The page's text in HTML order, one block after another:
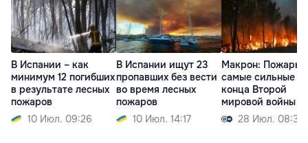
В Испании – как
минимум 12 погибших
в результате лесных
пожаров
10 Июл. 09:26
В Испании ищут 23
пропавших без вести
во время лесных
пожаров
10 Июл. 14:17
Макрон: Пожары -
самые сильные с
конца Второй
мировой войны
28 Июл. 08:39